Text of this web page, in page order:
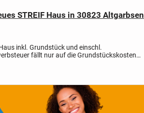
STREIF Haus in 30823 Altgarbsen
inkl. Grundstück und einschl.
fällt nur auf die Grundstückskosten